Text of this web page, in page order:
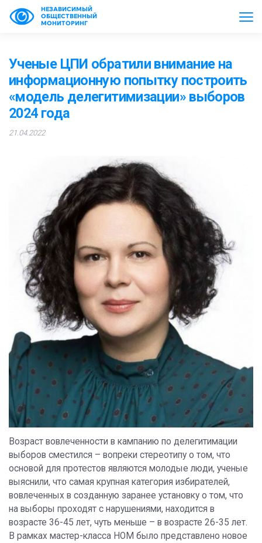
НЕЗАВИСИМЫЙ
ОБЩЕСТВЕННЫЙ
МОНИТОРИНГ
Ученые ЦПИ обратили внимание на
информационную попытку построить
«модель делегитимизации» выборов
2024 года
21.04.2022
Возраст вовлеченности в кампанию по делегитимации
выборов сместился – вопреки стереотипу о том, что
основой для протестов являются молодые люди, ученые
выяснили, что самая крупная категория избирателей,
вовлеченных в созданную заранее установку о том, что
на выборы проходят с нарушениями, находится в
возрасте 36-45 лет, чуть меньше – в возрасте 26-35 лет.
В рамках мастер-класса НОМ было представлено новое